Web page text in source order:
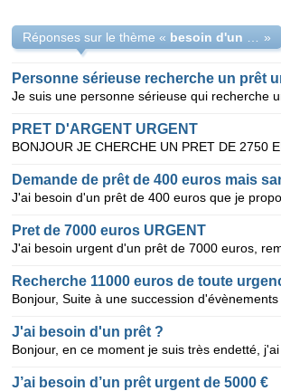
Réponses sur le thème « »
PRET D'ARGENT URGENT
Pret de 7000 euros URGENT
J'ai besoin d'un prêt ?
J’ai besoin d’un prêt urgent de 5000 €